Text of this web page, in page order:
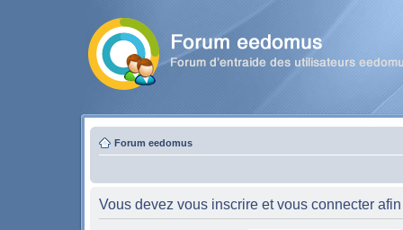
Forum eedomus
Vous devez vous inscrire et vous connecter